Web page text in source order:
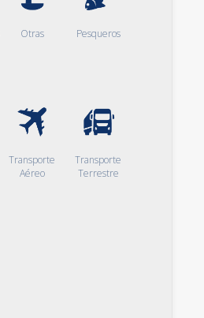
Otras Pesqueros
Transporte
Aéreo
Transporte
Terrestre